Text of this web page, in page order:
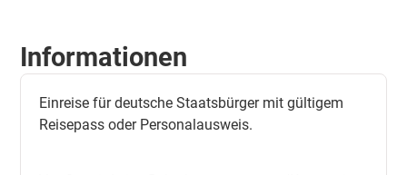
Informationen
Einreise für deutsche Staatsbürger mit gültigem
Reisepass oder Personalausweis.